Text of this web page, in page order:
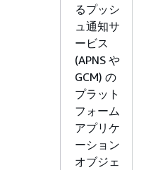
るプッシ
ュ通知サ
ービス
(APNS や
GCM) の
プラット
フォーム
アプリケ
ーション
オブジェ